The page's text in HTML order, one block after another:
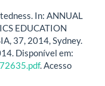
In: ANNUAL
EDUCATION
37, 2014, Sydney.
Disponível em:
. Acesso